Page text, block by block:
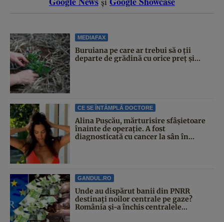
MEDIAFAX
Buruiana pe care ar trebui să o ții
departe de grădină cu orice preț și...
CE SE ÎNTÂMPLĂ DOCTORE
Alina Pușcău, mărturisire sfâșietoare
înainte de operație. A fost
diagnosticată cu cancer la sân în...
GANDUL.RO
Unde au dispărut banii din PNRR
destinați noilor centrale pe gaze?
România și-a închis centralele...